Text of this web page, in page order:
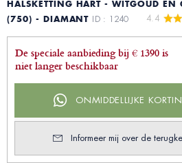
HALSKETTING HART - WITGOUD EN
(750) - DIAMANT ID : 1240 4.4
De speciale aanbieding bij € 1390 is
niet langer beschikbaar
ONMIDDELLIJKE
Informeer mij over de